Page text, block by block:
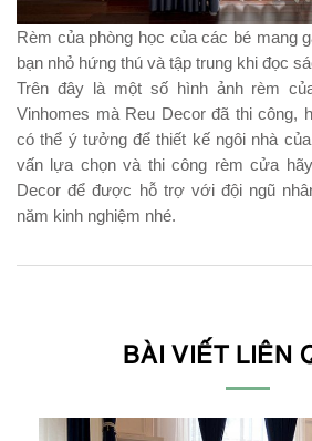
Rèm của phòng học của các bé mang
bạn nhỏ hứng thú và tập trung khi đọc
Trên đây là một số hình ảnh rèm
Vinhomes mà Reu Decor đã thi công,
có thể ý tưởng để thiết kế ngôi nhà
vấn lựa chọn và thi công rèm cửa
Decor để được hỗ trợ với đội ngũ
năm kinh nghiệm nhé.
BÀI VIẾT LIÊN